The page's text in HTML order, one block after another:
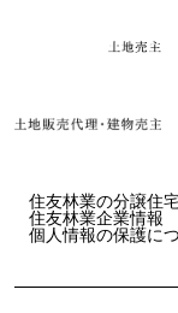
住友林業の分譲住
住友林業企業情報
個人情報の保護に